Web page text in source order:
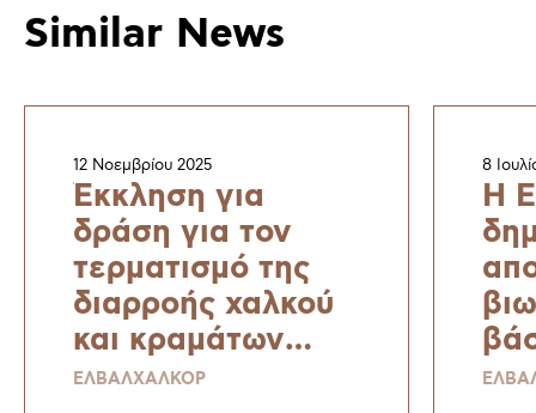
Similar News
12 Νοεμβρίου 2025
Έκκληση για
δράση για τον
τερματισμό της
διαρροής χαλκού
και κραμάτων
χαλκού – μιας
ΕΛΒΑΛΧΑΛΚΟΡ
8
H